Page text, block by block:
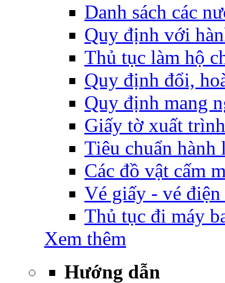
Danh sách các
Quy định với
Thủ tục làm hộ
Quy định đổi,
Quy định mang
Giấy tờ xuất
Tiêu chuẩn
Các đồ vật cấm
Vé giấy - vé
Thủ tục đi máy
Xem thêm
Hướng dẫn